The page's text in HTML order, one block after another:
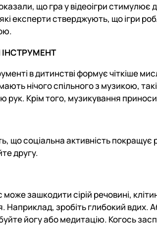
що гра у відеоігри
експерти стверджують, що ігри
в дитинстві формує чіткіше
мають нічого спільного з музикою,
рук. Крім того, музикування
що соціальна активність покращує
другу.
зашкодити сірій речовині,
Наприклад, зробіть глибокий
йогу або медитацію. Когось